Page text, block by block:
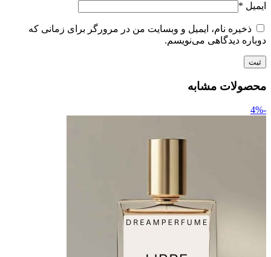
ایمیل *
ذخیره نام، ایمیل و وبسایت من در مرورگر برای زمانی که
دوباره دیدگاهی می‌نویسم.
محصولات مشابه
-4%